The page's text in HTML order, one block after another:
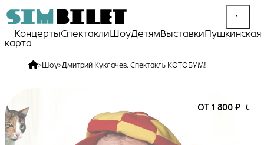
КонцертыСпектакли ШоуДетямВыставкиПушкинская
карта
>Шоу>Дмитрий Куклачев. Спектакль КОТОБУМ!
ОТ 1 800 ₽ 0+